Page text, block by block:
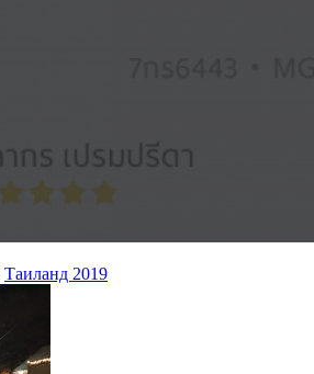
Таиланд 2019